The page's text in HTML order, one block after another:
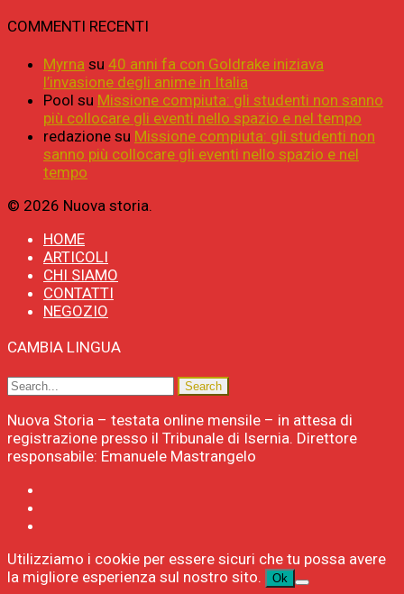
COMMENTI RECENTI
Myrna su 40 anni fa con Goldrake iniziava
l’invasione degli anime in Italia
Pool su Missione compiuta: gli studenti non sanno
più collocare gli eventi nello spazio e nel tempo
redazione su Missione compiuta: gli studenti non
sanno più collocare gli eventi nello spazio e nel
tempo
© 2026 Nuova storia.
HOME
ARTICOLI
CHI SIAMO
CONTATTI
NEGOZIO
CAMBIA LINGUA
Nuova Storia – testata online mensile – in attesa di
registrazione presso il Tribunale di Isernia. Direttore
responsabile: Emanuele Mastrangelo
Utilizziamo i cookie per essere sicuri che tu possa avere
la migliore esperienza sul nostro sito.
Ok